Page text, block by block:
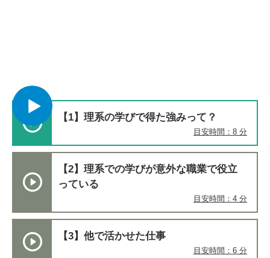
【1】理系の学びで得た強みって？
目安時間：8 分
【2】理系での学びが意外な職業で役立
っている
目安時間：4 分
【3】他で活かせた仕事
目安時間：6 分